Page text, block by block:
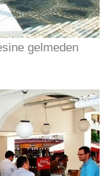
gelmeden